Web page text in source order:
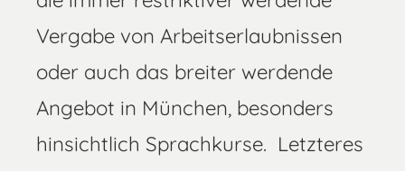
Vergabe von Arbeitserlaubnissen
oder auch das breiter werdende
Angebot in München, besonders
hinsichtlich Sprachkurse. Letzteres